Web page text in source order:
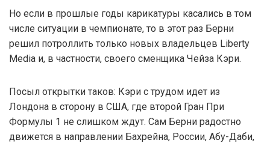
Но если в прошлые годы карикатуры касались в том
числе ситуации в чемпионате, то в этот раз Берни
решил потроллить только новых владельцев Liberty
Media и, в частности, своего сменщика Чейза Кэри.
Посыл открытки таков: Кэри с трудом идет из
Лондона в сторону в США, где второй Гран При
Формулы 1 не слишком ждут. Сам Берни радостно
движется в направлении Бахрейна, России, Абу-Даби,